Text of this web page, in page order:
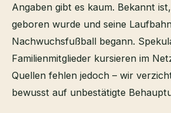
Angaben gibt es kaum. Bekannt
geboren wurde und seine
Nachwuchsfußball begann.
Familienmitglieder kursieren im
Quellen fehlen jedoch – wir
bewusst auf unbestätigte